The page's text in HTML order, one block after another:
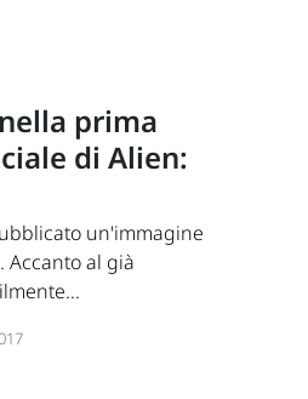
prima
di Alien:
un'immagine
Accanto al già